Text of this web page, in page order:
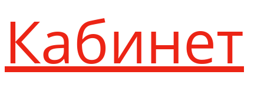
Кабинет